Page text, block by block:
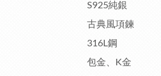
S925純銀
古典風項鍊
316L鋼
包金、K金